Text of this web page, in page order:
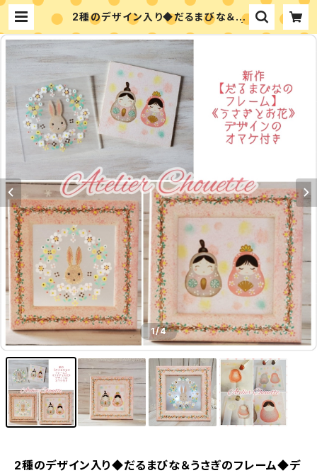
2種のデザイン入り◆だるまびな＆う
さぎのフレーム◆デザインパケット |
アトリエシュエット 富永ゆかりのペイ
ントショップ
1/4
2種のデザイン入り◆だるまびな＆うさぎのフレーム◆デ